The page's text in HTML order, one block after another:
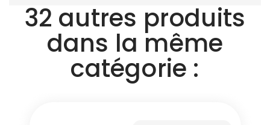
32 autres produits
dans la même
catégorie :